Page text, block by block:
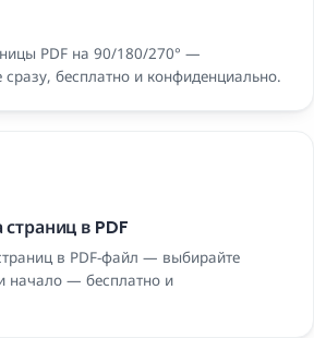
PDF на 90/180/270° —
сразу, бесплатно и конфиденциально.
в PDF
в PDF-файл — выбирайте
начало — бесплатно и